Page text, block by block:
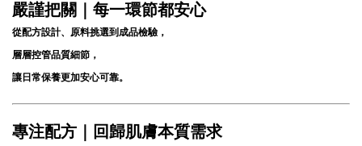
嚴謹把關｜每一環節都安心
從配方設計、原料挑選到成品檢驗，
層層控管品質細節，
讓日常保養更加安心可靠。
專注配方｜回歸肌膚本質需求